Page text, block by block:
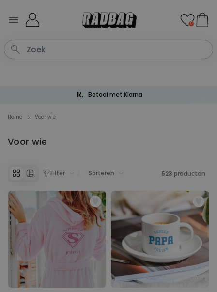
0
Betaal met Klarna
Home Voor wie
Voor wie
Filter Sorteren 523 producten